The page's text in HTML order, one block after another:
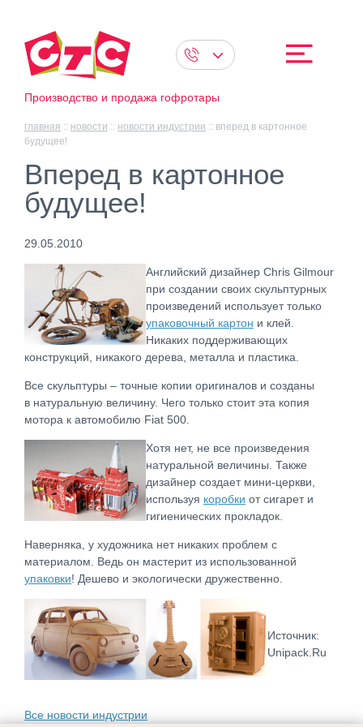
Производство и продажа гофротары
главная :: новости :: новости индустрии :: вперед в картонное
будущее!
Вперед в картонное
будущее!
29.05.2010
Английский дизайнер Chris Gilmour
при создании своих скульптурных
произведений использует только
упаковочный картон и клей.
Никаких поддерживающих
конструкций, никакого дерева, металла и пластика.
Все скульптуры – точные копии оригиналов и созданы
в натуральную величину. Чего только стоит эта копия
мотора к автомобилю Fiat 500.
Хотя нет, не все произведения
натуральной величины. Также
дизайнер создает мини-церкви,
используя коробки от сигарет и
гигиенических прокладок.
Наверняка, у художника нет никаких проблем с
материалом. Ведь он мастерит из использованной
упаковки! Дешево и экологически дружественно.
Источник:
Unipack.Ru
Все новости индустрии